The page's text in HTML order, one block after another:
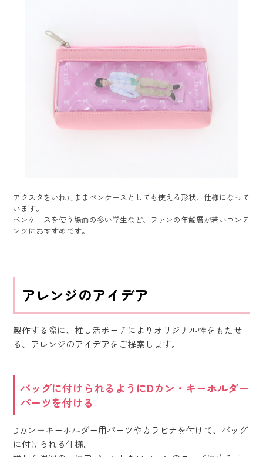
アクスタをいれたままペンケースとしても使える形状、仕様になって
います。
ペンケースを使う場面の多い学生など、ファンの年齢層が若いコンテ
ンツにおすすめです。
アレンジのアイデア
製作する際に、推し活ポーチによりオリジナル性をもたせ
る、アレンジのアイデアをご提案します。
バッグに付けられるようにDカン・キーホルダー
パーツを付ける
Dカン＋キーホルダー用パーツやカラビナを付けて、バッグ
に付けられる仕様。